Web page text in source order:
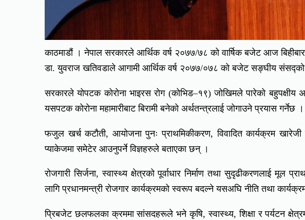
काठमाडौं । नेपाल सरकारले आर्थिक वर्ष २०७७/७८ को वार्षिक बजेट आज
डा. युवराज खतिवडाले आगामी आर्थिक वर्ष २०७७/०७८ को बजेट सङ्घीय
सरकारले योपटक कोरोना भाइरस रोग (कोभिड–१९) जोखिमले पारेको
यसपटक कोरोना महामारीबाट बिरामी बनेको अर्थतन्त्रलाई जोगाउने प्रयास गर्नेछ ।
फजुल खर्च कटौती, आयोजना पुनः प्राथमिकीकरण, विवादित कार्यक्रम खारेजी
प्याकेजमा समेटेर आउनुपर्ने विज्ञहरुले बताएका छन् ।
रोजगारी सिर्जना, स्वास्थ्य क्षेत्रको पूर्वाधार निर्माण तथा सुदृढीकरणलाई मूल
लागि प्रधानमन्त्री रोजगार कार्यक्रमको स्वरूप बदल्ने यसअघि नीति तथा
प्रिबजेट छलफलका क्रममा सांसदहरूले भने कृषि, स्वास्थ्य, शिक्षा र पर्यटन